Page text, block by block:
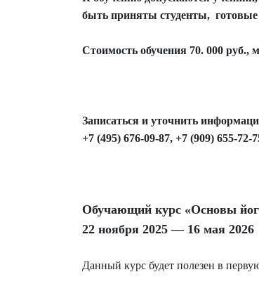
быть приняты студенты, готовые
Стоимость обучения 70. 000 руб.,
Записаться и уточнить
+7 (495) 676-09-87, +7 (909) 655-72-
Обучающий курс «Основы
22 ноября 2025 — 16 мая 2026
Данный курс будет полезен в